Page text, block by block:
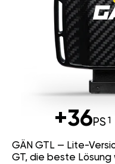
+36PS
GÄN GTL — Lite-
GT, die beste